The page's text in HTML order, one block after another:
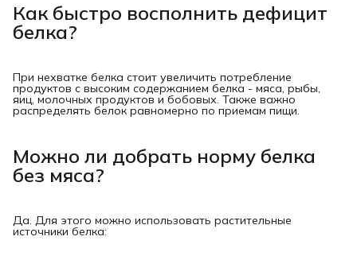
Как быстро восполнить дефицит
белка?
При нехватке белка стоит увеличить потребление
продуктов с высоким содержанием белка - мяса, рыбы,
яиц, молочных продуктов и бобовых. Также важно
распределять белок равномерно по приемам пищи.
Можно ли добрать норму белка
без мяса?
Да. Для этого можно использовать растительные
источники белка: